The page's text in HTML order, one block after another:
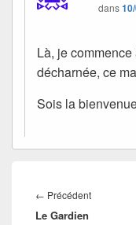
dans
Là, je
décharnée, ce
Sois la
de
l’article
← PrécédentArticle
Le Gardien